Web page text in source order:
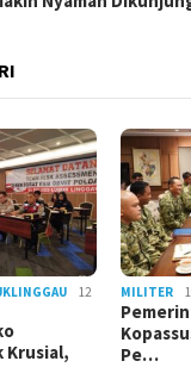
12
Krusial,
MILITER
Pe…